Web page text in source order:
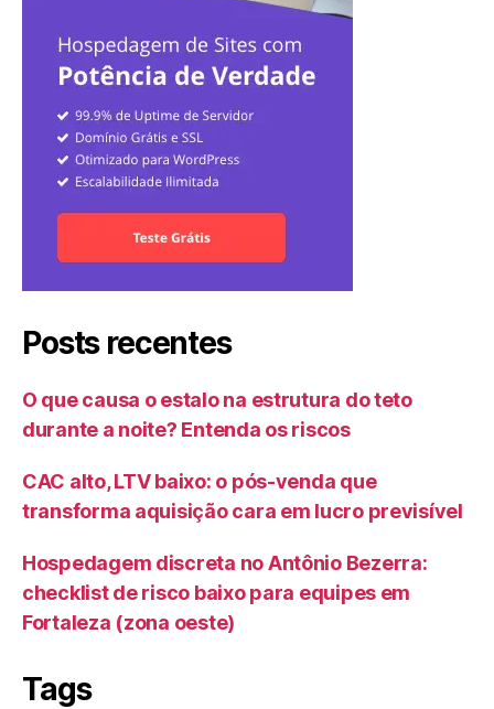
Posts recentes
O que causa o estalo na estrutura do teto
durante a noite? Entenda os riscos
CAC alto, LTV baixo: o pós-venda que
transforma aquisição cara em lucro previsível
Hospedagem discreta no Antônio Bezerra:
checklist de risco baixo para equipes em
Fortaleza (zona oeste)
Tags